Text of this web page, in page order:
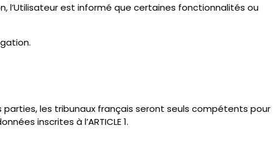
l’Utilisateur est informé que certaines fonctionnalités ou
les tribunaux français seront seuls compétents pour
inscrites à l’ARTICLE 1.